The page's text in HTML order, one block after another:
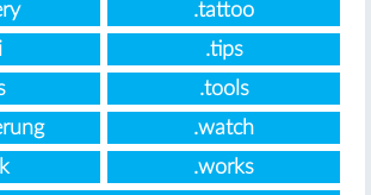
.tattoo
.tips
.tools
.watch
.works